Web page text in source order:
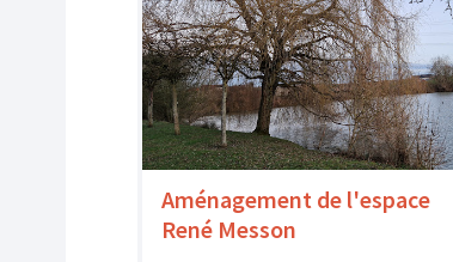
Aménagement de l'espace
René Messon